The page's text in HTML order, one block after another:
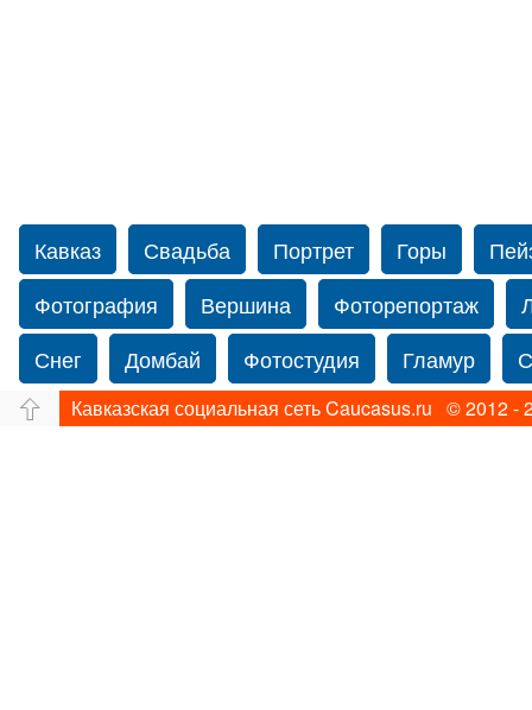
Кавказ Свадьба Портрет Горы
Фотография
Вершина Фоторепортаж
Снег
Домбай Фотостудия Гламур
Путешествие
Перевал Свадьба фото
Кавказская социальная сеть Caucasus.ru © 2012 -